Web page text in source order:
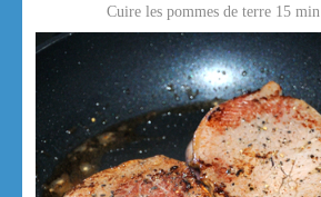
Cuire les pommes de terre 15 min